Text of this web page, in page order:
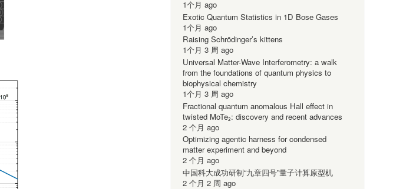
1个月 ago
Exotic Quantum Statistics in 1D Bose Gases
1个月 ago
Raising Schrödinger’s kittens
1个月 3 周 ago
Universal Matter-Wave Interferometry: a walk
from the foundations of quantum physics to
biophysical chemistry
1个月 3 周 ago
Fractional quantum anomalous Hall effect in
twisted MoTe₂: discovery and recent advances
2 个月 ago
Optimizing agentic harness for condensed
matter experiment and beyond
2 个月 ago
中国科大成功研制“九章四号”量子计算原型机
2 个月 2 周 ago